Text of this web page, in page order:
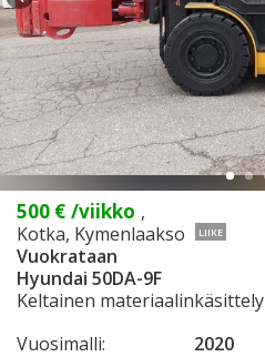
500 € /viikko ,
Kotka, Kymenlaakso
LIIKE
Vuokrataan
Hyundai 50DA-9F
Keltainen materiaalinkäsittely
Vuosimalli:
2020